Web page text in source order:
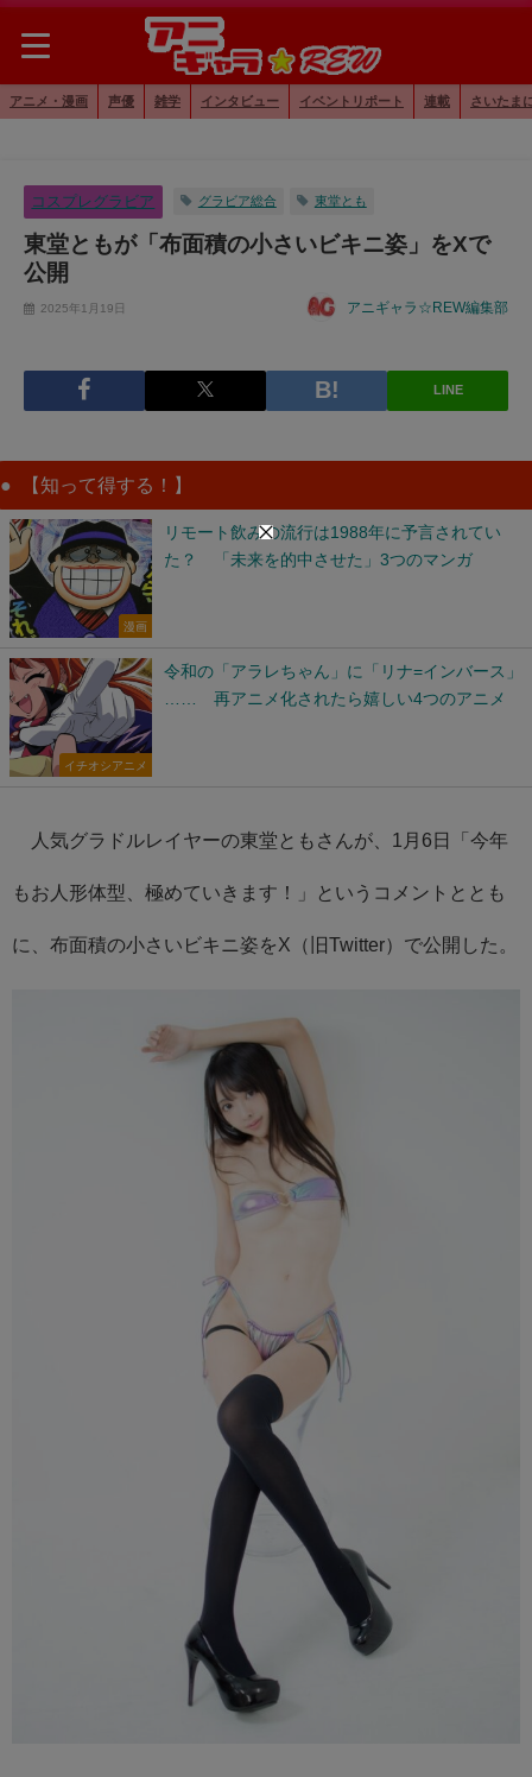
アニメ・漫画 声優 雑学 インタビュー イベントリポート 連載 さいたま
コスプレグラビア グラビア総合 東堂とも
東堂ともが「布面積の小さいビキニ姿」をXで
公開
2025年1月19日 アニギャラ☆REW編集部
LINE
【知って得する！】
漫画
リモート飲みの流行は1988年に予言されてい
た？ 「未来を的中させた」3つのマンガ
イチオシアニメ
令和の「アラレちゃん」に「リナ=インバース」
…… 再アニメ化されたら嬉しい4つのアニメ
人気グラドルレイヤーの東堂ともさんが、1月6日「今年
もお人形体型、極めていきます！」というコメントととも
に、布面積の小さいビキニ姿をX（旧Twitter）で公開した。